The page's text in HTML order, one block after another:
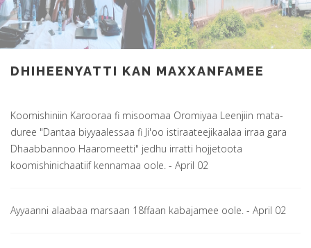
DHIHEENYATTI KAN MAXXANFAMEE
Koomishiniin Karooraa fi misoomaa Oromiyaa Leenjiin mata-
duree "Dantaa biyyaalessaa fi Ji'oo istiraateejikaalaa irraa gara
Dhaabbannoo Haaromeetti" jedhu irratti hojjetoota
koomishinichaatiif kennamaa oole. - April 02
Ayyaanni alaabaa marsaan 18ffaan kabajamee oole. - April 02